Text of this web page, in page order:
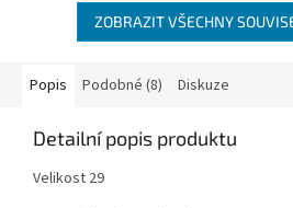
ZOBRAZIT VŠECHNY
Popis Podobné (8) Diskuze
Detailní popis produktu
Velikost 29